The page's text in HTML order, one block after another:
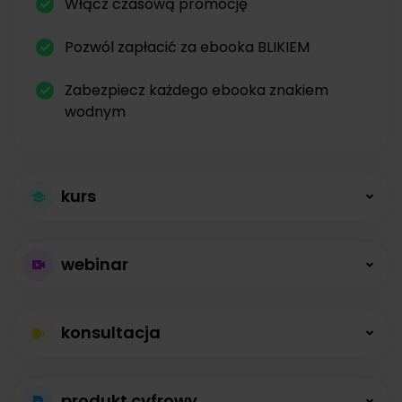
Pozwól zapłacić za ebooka BLIKIEM
Zabezpiecz każdego ebooka znakiem
wodnym
kurs
kursów
Kursy online z modułami, lekcjami, nagraniami i
opisami dostępne od zaraz.
webinar
bez limitów
konsultacja